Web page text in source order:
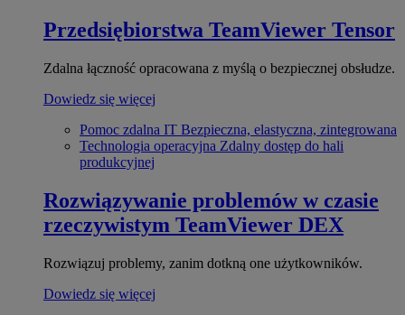
Przedsiębiorstwa TeamViewer Tensor
Zdalna łączność opracowana z myślą o bezpiecznej obsłudze.
Dowiedz się więcej
Pomoc zdalna IT Bezpieczna, elastyczna, zintegrowana
Technologia operacyjna Zdalny dostęp do hali
produkcyjnej
Rozwiązywanie problemów w czasie
rzeczywistym TeamViewer DEX
Rozwiązuj problemy, zanim dotkną one użytkowników.
Dowiedz się więcej